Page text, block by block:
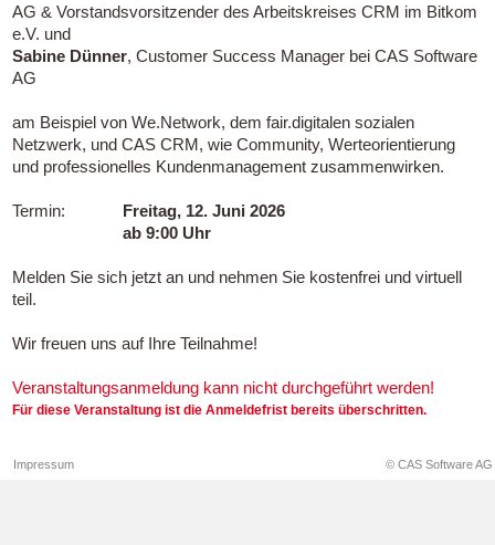
AG & Vorstandsvorsitzender des Arbeitskreises CRM im Bitkom
e.V. und
Sabine Dünner, Customer Success Manager bei CAS Software
AG
am Beispiel von We.Network, dem fair.digitalen sozialen
Netzwerk, und CAS CRM, wie Community, Werteorientierung
und professionelles Kundenmanagement zusammenwirken.
Termin:
Freitag, 12. Juni 2026
ab 9:00 Uhr
Melden Sie sich jetzt an und nehmen Sie kostenfrei und virtuell
teil.
Wir freuen uns auf Ihre Teilnahme!
Veranstaltungsanmeldung kann nicht durchgeführt werden!
Für diese Veranstaltung ist die Anmeldefrist bereits überschritten.
Impressum © CAS Software AG